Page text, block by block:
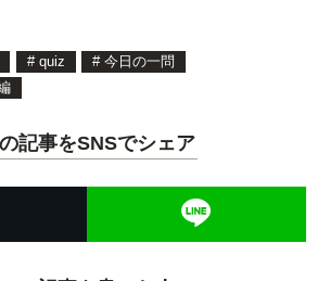
# quiz # 今日の一問
記事をSNSでシェア